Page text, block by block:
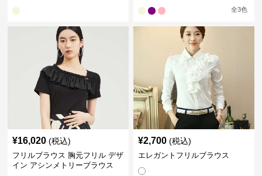
全3色
¥16,020 (税込)
フリルブラウス 胸元フリル デザ
イン アシンメトリーブラウス
¥2,700 (税込)
エレガントフリルブラウス